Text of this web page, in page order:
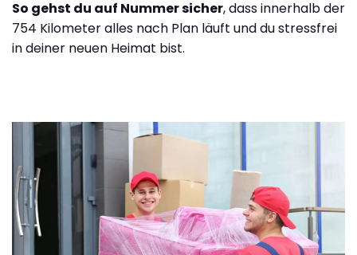
So gehst du auf Nummer sicher, dass innerhalb der
754 Kilometer alles nach Plan läuft und du stressfrei
in deiner neuen Heimat bist.